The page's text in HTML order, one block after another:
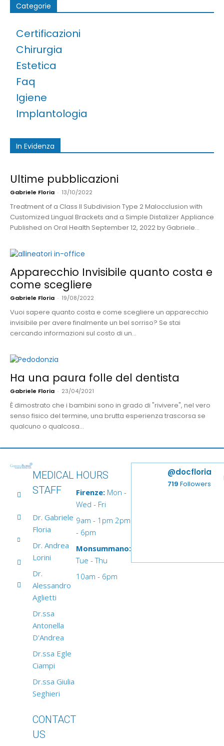
Categorie
Certificazioni
Chirurgia
Estetica
Faq
Igiene
Implantologia
In Evidenza
Ultime pubblicazioni
Gabriele Floria - 13/10/2022
Treatment of a Class II Subdivision Type 2 Malocclusion with
Customized Lingual Brackets and a Simple Distalizer Appliance
Published on Oral Health September 12, 2022 by Gabriele...
Apparecchio Invisibile quanto costa e
come scegliere
Gabriele Floria - 19/08/2022
Vuoi sapere quanto costa e come scegliere un apparecchio
invisibile per avere finalmente un bel sorriso? Se stai
cercando informazioni sul costo di un...
Ha una paura folle del dentista
Gabriele Floria - 23/04/2021
È dimostrato che i bambini sono in grado di "rivivere", nel vero
senso fisico del termine, una brutta esperienza trascorsa se
qualcuno o qualcosa...
MEDICAL
STAFF
Dr. Gabriele
Floria
Dr. Andrea
Lorini
Dr.
Alessandro
Aglietti
Dr.ssa
Antonella
D'Andrea
Dr.ssa Egle
Ciampi
Dr.ssa Giulia
Seghieri
CONTACT
US
HOURS
Firenze: Mon -
Wed - Fri
9am - 1pm 2pm
- 6pm
Monsummano:
Tue - Thu
10am - 6pm
@docfloria
719 Followers